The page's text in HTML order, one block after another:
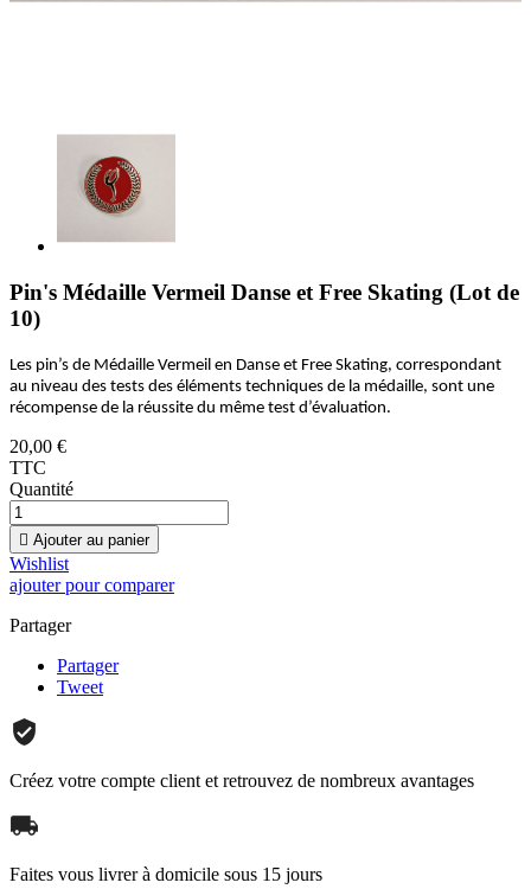
Pin's Médaille Vermeil Danse et Free Skating (Lot de
10)
Les pin’s de Médaille Vermeil en Danse et Free Skating, correspondant
au niveau des tests des éléments techniques de la médaille, sont une
récompense de la réussite du même test d’évaluation.
20,00 €
TTC
Quantité
 Ajouter au panier
Wishlist
ajouter pour comparer
Partager
Partager
Tweet
Créez votre compte client et retrouvez de nombreux avantages
Faites vous livrer à domicile sous 15 jours